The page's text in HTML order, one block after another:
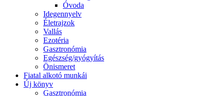
Óvoda
Idegennyelv
Életrajzok
Vallás
Ezotéria
Gasztronómia
Egészség/gyógyítás
Önismeret
Fiatal alkotó munkái
Új könyv
Gasztronómia